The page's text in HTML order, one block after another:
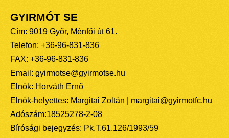
GYIRMÓT SE
Cím: 9019 Győr, Ménfői út 61.
Telefon: +36-96-831-836
FAX: +36-96-831-836
Email: gyirmotse@gyirmotse.hu
Elnök: Horváth Ernő
Elnök-helyettes: Margitai Zoltán | margitai@gyirmotfc.hu
Adószám:18525278-2-08
Bírósági bejegyzés: Pk.T.61.126/1993/59